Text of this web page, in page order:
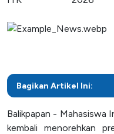
keterampilan
dipublikasikan melalui
informasi dan peristiwa
dirimu sekarang!
Pasca Sarjana
tangguh dalam industri
Daftarkan dirimu di ITK
menuju masa depan
Mitra Kerjasama
Kehidupan Kampus
Akademik
Bagikan Artikel Ini:
Balikpapan - Mahasiswa
kembali menorehkan